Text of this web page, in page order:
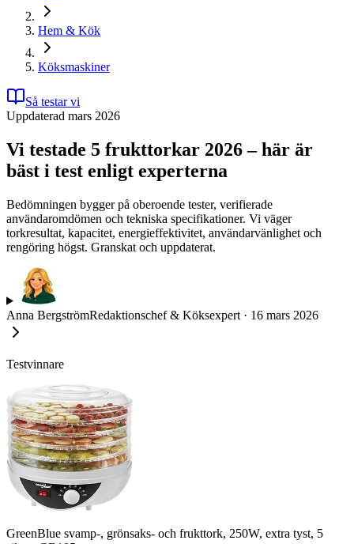
Hem & Kök
Köksmaskiner
Så testar vi
Uppdaterad mars 2026
Vi testade 5 frukttorkar 2026 – här är
bäst i test enligt experterna
Bedömningen bygger på oberoende tester, verifierade
användaromdömen och tekniska specifikationer. Vi väger
torkresultat, kapacitet, energieffektivitet, användarvänlighet och
rengöring högst. Granskat och uppdaterat.
Anna BergströmRedaktionschef & Köksexpert · 16 mars 2026
Testvinnare
GreenBlue svamp-, grönsaks- och frukttork, 250W, extra tyst, 5